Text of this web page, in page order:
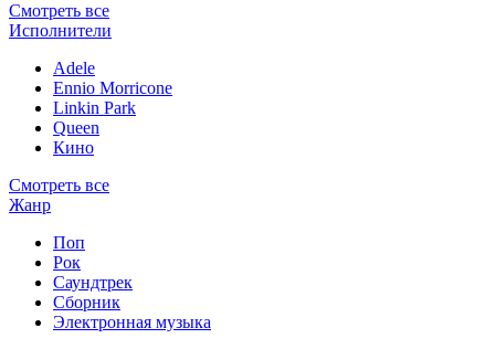
Смотреть все
Исполнители
Adele
Ennio Morricone
Linkin Park
Queen
Кино
Смотреть все
Жанр
Поп
Рок
Саундтрек
Сборник
Электронная музыка